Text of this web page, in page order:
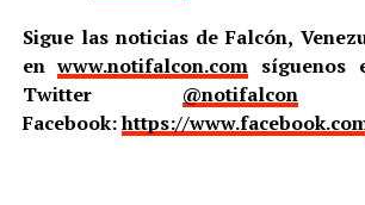
Sigue las noticias de Falcón,
enwww.notifalcon.com síguenos
Twitter @notifalcony
Facebook:https://